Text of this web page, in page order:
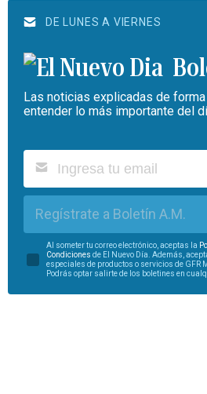
DE LUNES A VIERNES
Las noticias explicadas de
entender lo más importante del
Regístrate a Boletín A.M.
Al someter tu correo electrónico, aceptas la
Condiciones de El Nuevo Día. Además,
especiales de productos o servicios de GFR
Podrás optar salirte de los boletines en